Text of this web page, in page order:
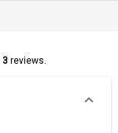
3reviews.